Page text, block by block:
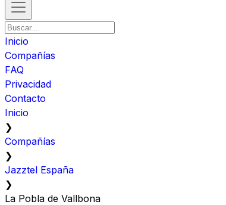
Inicio
Compañías
FAQ
Privacidad
Contacto
Inicio
❯
Compañías
❯
Jazztel España
❯
La Pobla de Vallbona